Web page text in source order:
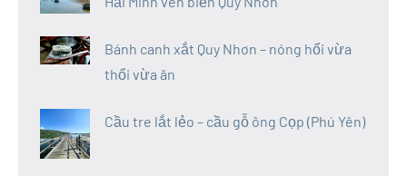
Bánh canh xắt Quy Nhơn – nóng hổi vừa
thổi vừa ăn
Cầu tre lắt lẻo – cầu gỗ ông Cọp (Phú Yên)